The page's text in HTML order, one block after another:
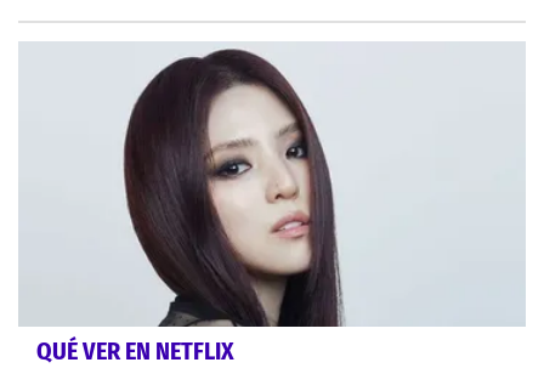
QUÉ VER EN NETFLIX